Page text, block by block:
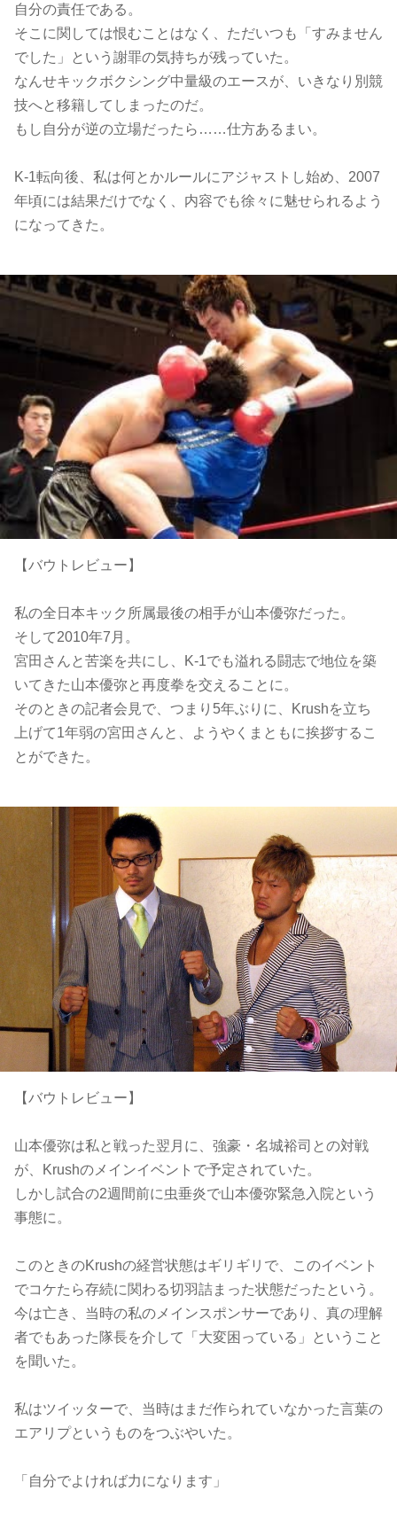
自分の責任である。
そこに関しては恨むことはなく、ただいつも「すみません
でした」という謝罪の気持ちが残っていた。
なんせキックボクシング中量級のエースが、いきなり別競
技へと移籍してしまったのだ。
もし自分が逆の立場だったら……仕方あるまい。
K-1転向後、私は何とかルールにアジャストし始め、2007
年頃には結果だけでなく、内容でも徐々に魅せられるよう
になってきた。
【バウトレビュー】
私の全日本キック所属最後の相手が山本優弥だった。
そして2010年7月。
宮田さんと苦楽を共にし、
K-1でも溢れる闘志で地位を築
いてきた山本優弥と再度拳を交えることに。
そのときの記者会見で、つまり5年ぶりに、Krushを立ち
上げて1年弱の宮田さんと、ようやくまともに挨拶するこ
とができた。
【バウトレビュー】
山本優弥は私と戦った翌月に、強豪・名城裕司との対戦
が、Krushのメインイベントで予定されていた。
しかし試合の2週間前に虫垂炎で山本優弥緊急入院という
事態に。
このときのKrushの経営状態はギリギリで、このイベント
でコケたら存続に関わる切羽詰まった状態だったという。
今は亡き、当時の私のメインスポンサーであり、真の理解
者でもあった隊長を介して「大変困っている」ということ
を聞いた。
私はツイッターで、当時はまだ作られていなかった言葉の
エアリプというものをつぶやいた。
「自分でよければ力になります」